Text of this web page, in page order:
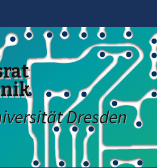
Dresden